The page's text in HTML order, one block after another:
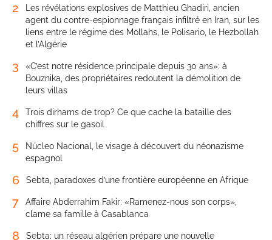
2
Les révélations explosives de Matthieu Ghadiri, ancien
agent du contre-espionnage français infiltré en Iran, sur les
liens entre le régime des Mollahs, le Polisario, le Hezbollah
et l’Algérie
3
«C’est notre résidence principale depuis 30 ans»: à
Bouznika, des propriétaires redoutent la démolition de
leurs villas
4
Trois dirhams de trop? Ce que cache la bataille des
chiffres sur le gasoil
5
Núcleo Nacional, le visage à découvert du néonazisme
espagnol
6 Sebta, paradoxes d’une frontière européenne en Afrique
7
Affaire Abderrahim Fakir: «Ramenez-nous son corps»,
clame sa famille à Casablanca
8
Sebta: un réseau algérien prépare une nouvelle